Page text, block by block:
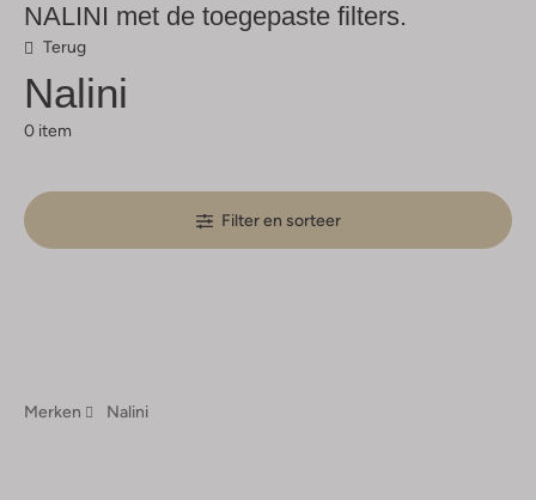
NALINI met de toegepaste filters.
Terug
Nalini
0 item
Filter en sorteer
Merken Nalini